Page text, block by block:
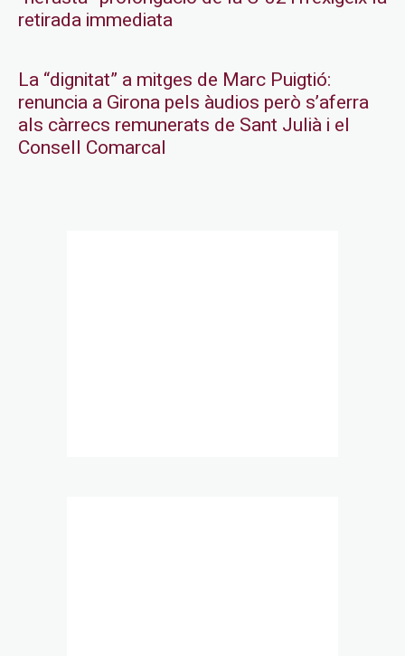
retirada immediata
La “dignitat” a mitges de Marc Puigtió:
renuncia a Girona pels àudios però s’aferra
als càrrecs remunerats de Sant Julià i el
Consell Comarcal